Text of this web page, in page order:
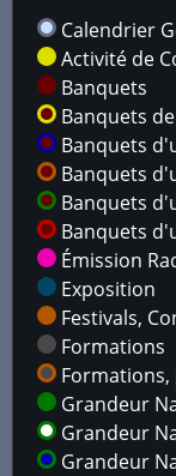
Calendrier
Activité de
Banquets
Banquets
Banquets
Banquets
Banquets
Banquets
Émission
Exposition
Festivals,
Formations
Formations,
Grandeur
Grandeur
Grandeur